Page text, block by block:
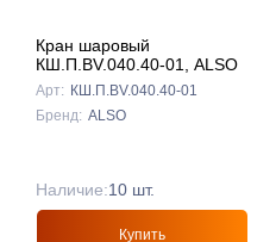
Кран шаровый
КШ.П.BV.040.40-01, ALSO
Арт: КШ.П.BV.040.40-01
Бренд: ALSO
Наличие:10 шт.
Купить